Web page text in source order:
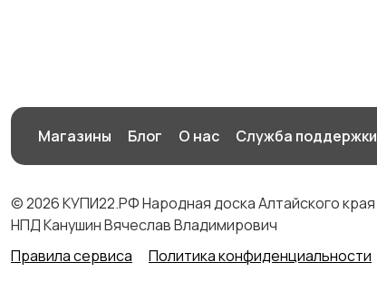
Магазины Блог О нас Служба поддержки
© 2026 КУПИ22.РФ Народная доска Алтайского края
НПД Канушин Вячеслав Владимирович
Правила сервиса
Политика конфиденциальности